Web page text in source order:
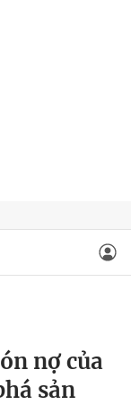
nợ của
sản